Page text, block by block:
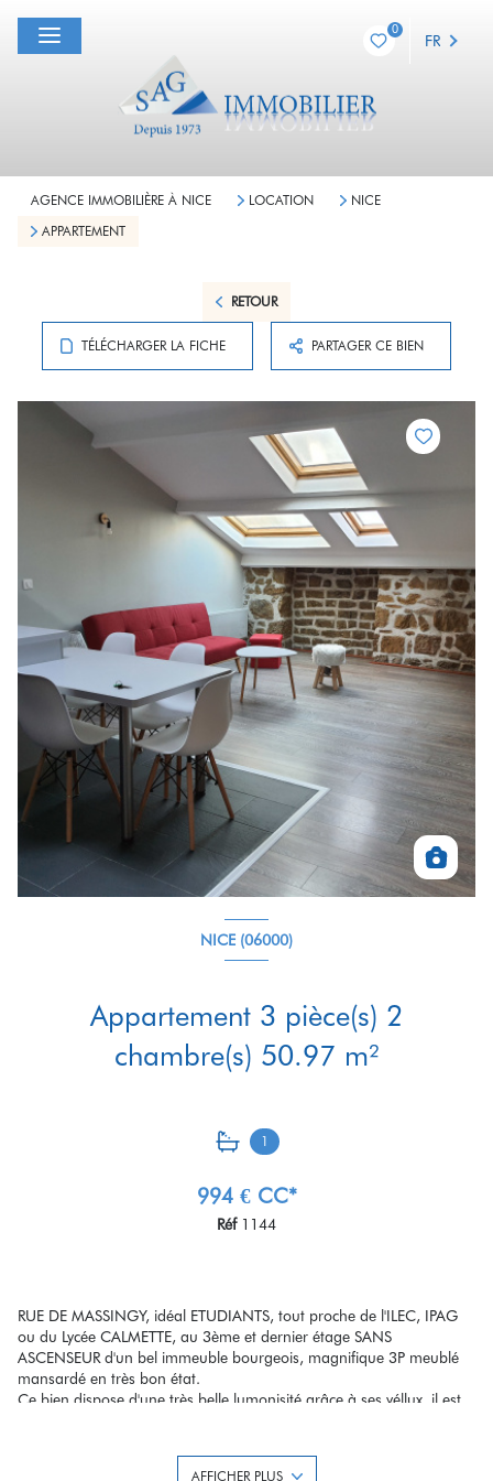
0
FR
AGENCE IMMOBILIÈRE À NICE LOCATION
NICE
APPARTEMENT
RETOUR
TÉLÉCHARGER LA FICHE PARTAGER CE BIEN
NICE (06000)
Appartement 3 pièce(s) 2
chambre(s) 50.97 m²
1
994 € CC*
Réf 1144
RUE DE MASSINGY, idéal ETUDIANTS, tout proche de l'ILEC, IPAG
ou du Lycée CALMETTE, au 3ème et dernier étage SANS
ASCENSEUR d'un bel immeuble bourgeois, magnifique 3P meublé
mansardé en très bon état.
Ce bien dispose d'une très belle lumonisité grâce à ses véllux, il est
des WC séparés. Surface au sol : 62m² (51m² en loi carrez).
AFFICHER PLUS